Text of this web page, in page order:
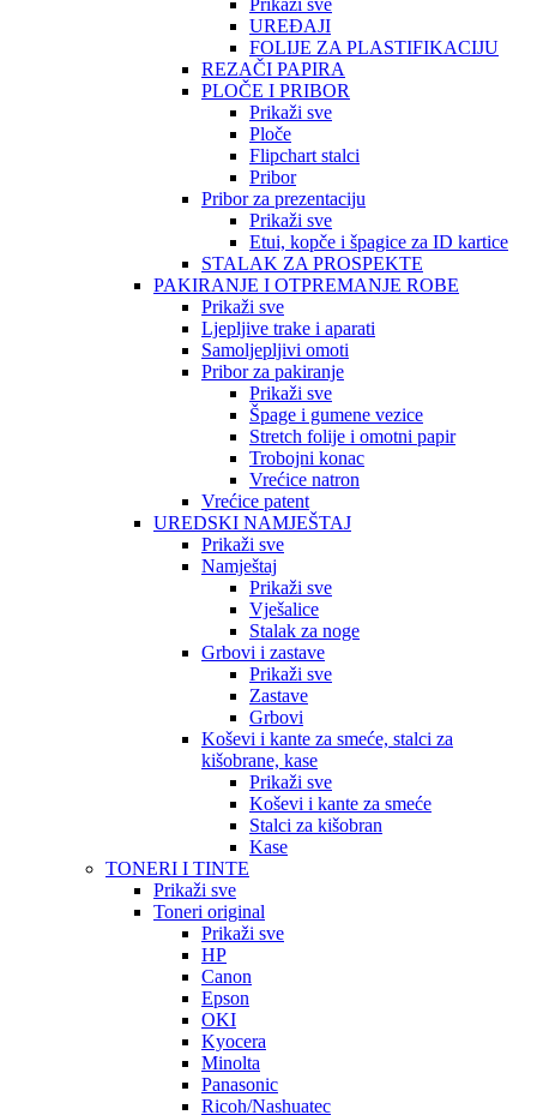
Prikaži sve
UREĐAJI
FOLIJE ZA PLASTIFIKACIJU
REZAČI PAPIRA
PLOČE I PRIBOR
Prikaži sve
Ploče
Flipchart stalci
Pribor
Pribor za prezentaciju
Prikaži sve
Etui, kopče i špagice za ID kartice
STALAK ZA PROSPEKTE
PAKIRANJE I OTPREMANJE ROBE
Prikaži sve
Ljepljive trake i aparati
Samoljepljivi omoti
Pribor za pakiranje
Prikaži sve
Špage i gumene vezice
Stretch folije i omotni papir
Trobojni konac
Vrećice natron
Vrećice patent
UREDSKI NAMJEŠTAJ
Prikaži sve
Namještaj
Prikaži sve
Vješalice
Stalak za noge
Grbovi i zastave
Prikaži sve
Zastave
Grbovi
Koševi i kante za smeće, stalci za
kišobrane, kase
Prikaži sve
Koševi i kante za smeće
Stalci za kišobran
Kase
TONERI I TINTE
Prikaži sve
Toneri original
Prikaži sve
HP
Canon
Epson
OKI
Kyocera
Minolta
Panasonic
Ricoh/Nashuatec